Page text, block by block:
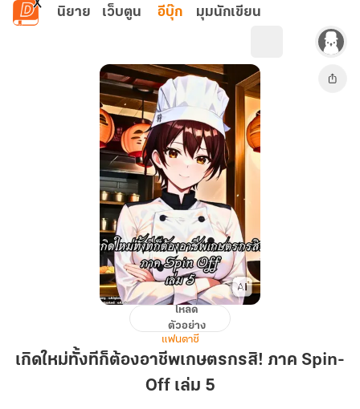
ข้ามไปยังเนื้อหาหลัก
นิยาย เว็บตูน อีบุ๊ก มุมนักเขียน
ทั้งที
โหลด
ตัวอย่าง
แฟนตาซี
เกิดใหม่ทั้งทีก็ต้องอาชีพเกษตรกรสิ! ภาค Spin-
Off เล่ม 5